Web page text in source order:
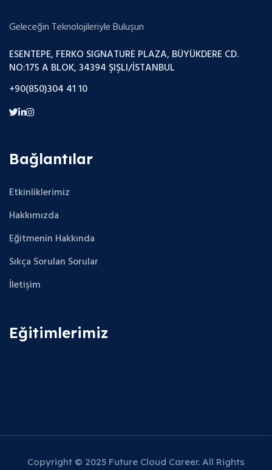
Geleceğin Teknolojileriyle Buluşun
ESENTEPE, FERKO SIGNATURE PLAZA, BÜYÜKDERE CD.
NO:175 A BLOK, 34394 ŞIŞLI/İSTANBUL
+90(850)304 41 10
Bağlantılar
Etkinliklerimiz
Hakkımızda
Eğitmenin Hakkında
Sıkça Sorulan Sorular
İletişim
Eğitimlerimiz
Copyright © 2025 Future Cloud Career. All Rights